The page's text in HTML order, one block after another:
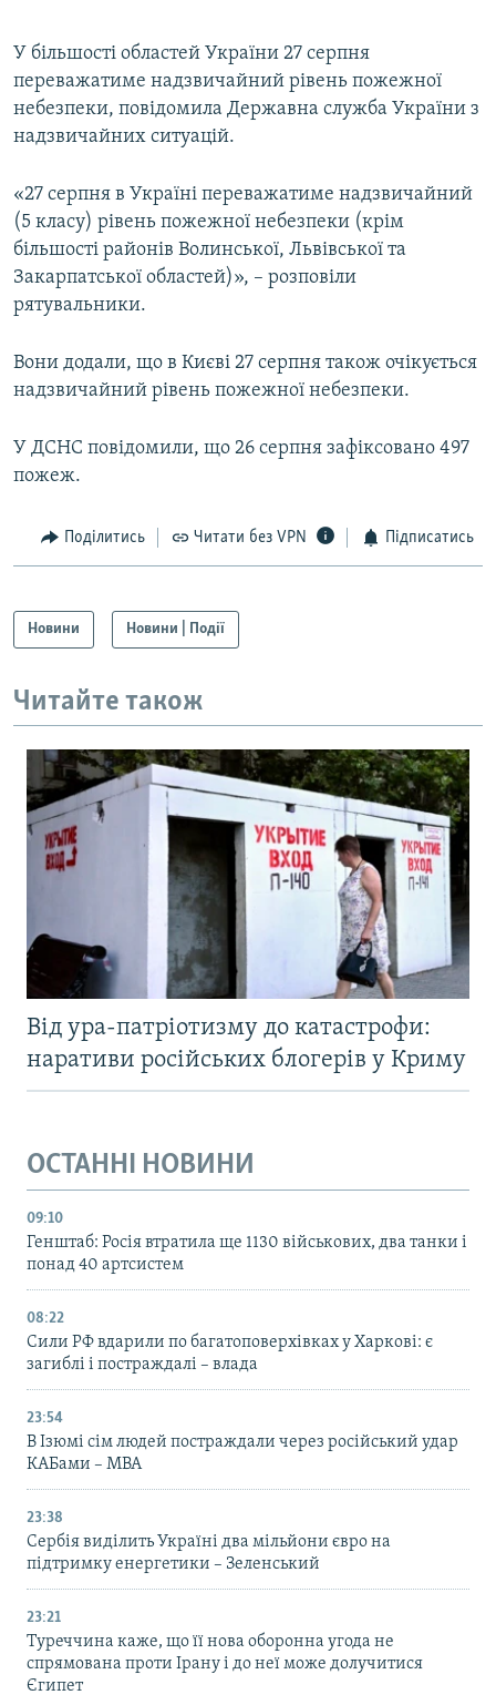
ДОЛУЧАЙСЯ!
Усі сайти RFE/RL
У більшості областей України 27 серпня
переважатиме надзвичайний рівень пожежної
небезпеки, повідомила Державна служба України з
надзвичайних ситуацій.
«27 серпня в Україні переважатиме надзвичайний
(5 класу) рівень пожежної небезпеки (крім
більшості районів Волинської, Львівської та
Закарпатської областей)», – розповіли
рятувальники.
Вони додали, що в Києві 27 серпня також очікується
надзвичайний рівень пожежної небезпеки.
У ДСНС повідомили, що 26 серпня зафіксовано 497
пожеж.
Поділитись Читати без VPN Підписатись
Новини Новини | Події
Читайте також
Від ура-патріотизму до катастрофи:
наративи російських блогерів у Криму
ОСТАННІ НОВИНИ
09:10
Генштаб: Росія втратила ще 1130 військових, два танки і
понад 40 артсистем
08:22
Сили РФ вдарили по багатоповерхівках у Харкові: є
загиблі і постраждалі – влада
23:54
В Ізюмі сім людей постраждали через російський удар
КАБами – МВА
23:38
Сербія виділить Україні два мільйони євро на
підтримку енергетики – Зеленський
23:21
Туреччина каже, що її нова оборонна угода не
спрямована проти Ірану і до неї може долучитися
Єгипет